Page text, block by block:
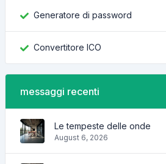
Generatore di password
Convertitore ICO
messaggi recenti
Le tempeste delle onde
August 6, 2026